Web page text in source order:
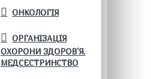
ОНКОЛОГІЯ
ОРГАНІЗАЦІЯ
ОХОРОНИ ЗДОРОВ'Я.
МЕДСЕСТРИНСТВО